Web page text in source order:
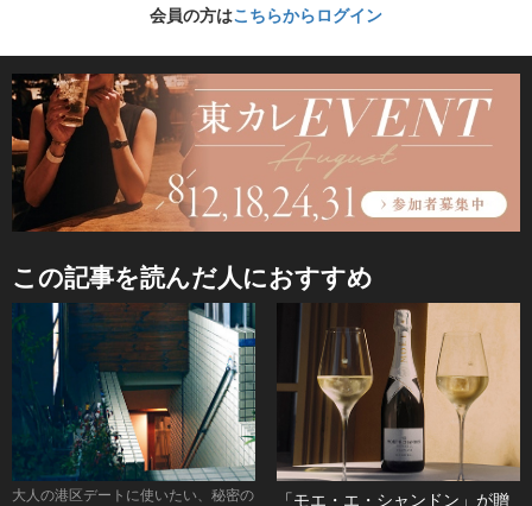
会員の方はこちらからログイン
この記事を読んだ人におすすめ
大人の港区デートに使いたい、秘密の
「モエ・エ・シャンドン」が贈